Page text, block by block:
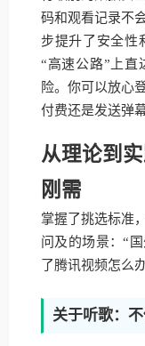
码和观看记录不
步提升了安全性
“高速公路”上直
险。你可以放心
付费还是发送弹
从理论到
刚需
掌握了挑选标准
问及的场景：“
了腾讯视频怎么办
关于听歌：